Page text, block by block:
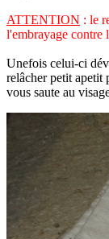
ATTENTION : le
l'embrayage contre
Unefois celui-ci
relâcher petit apetit
vous saute au